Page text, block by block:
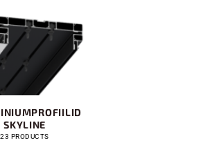
SKYLINE
23 PRODUCTS